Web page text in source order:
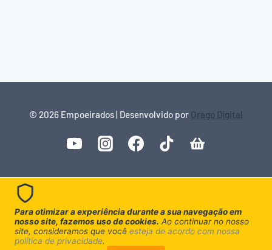
© 2026 Empoeirados | Desenvolvido por Orago Digital
Para otimizar a experiência durante a sua navegação em
nosso site, fazemos uso de cookies. Ao continuar no nosso
site, consideramos que você esteja de acordo com nossa
política de privacidade.